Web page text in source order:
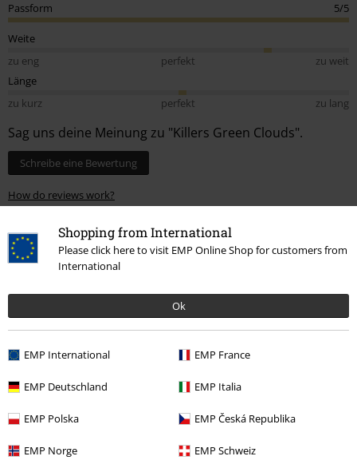
Shopping from International
Please click here to visit EMP Online Shop for customers from
International
Ok
EMP International EMP France
EMP Deutschland EMP Italia
EMP Polska EMP Česká Republika
EMP Norge EMP Schweiz
Passform 5/5
Weite
zu eng
perfekt
zu weit
Länge
zu kurz
perfekt zu lang
Sag uns deine Meinung zu "Killers Green Clouds".
Schreibe eine Bewertung
How do reviews work?
Sven H.
8 Bewertungen
Gekaufte Größe: L
Hammer!
Der Pulli ist super bequem, super Material, innen schön flauschig.
Ich habe ehrlicherweise nicht mit so einer top Qualität gerechnet.
Der Pulli hat mich komplett überzeugt.
Fällt mininal größer aus würde ich sagen, aber ich mag es bequem